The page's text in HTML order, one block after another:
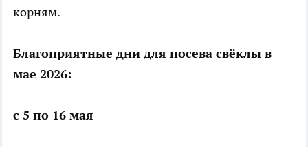
корням.
Благоприятные дни для посева свёклы в
мае 2026:
с 5 по 16 мая